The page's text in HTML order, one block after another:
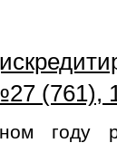
(761),
году